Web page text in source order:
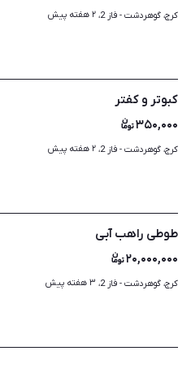
کرج، گوهردشت - فاز 2، ۲ هفته پیش
کبوتر و کفتر
۳۵۰,۰۰۰
کرج، گوهردشت - فاز 2، ۲ هفته پیش
طوطی راهب آبی
۲۰,۰۰۰,۰۰۰
کرج، گوهردشت - فاز 2، ۳ هفته پیش